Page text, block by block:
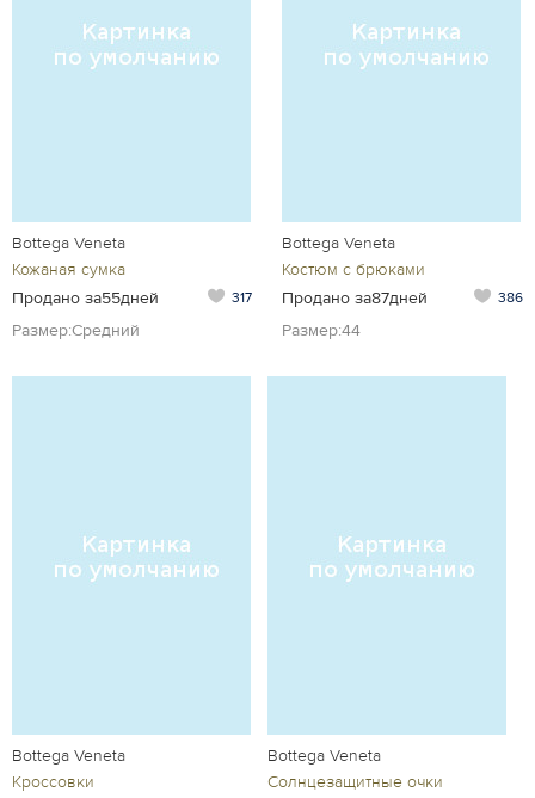
Bottega Veneta
Кожаная сумка
Продано за55дней
317
Размер:Средний
Bottega Veneta
Костюм с брюками
Продано за87дней
386
Размер:44
Bottega Veneta
Кроссовки
Bottega Veneta
Солнцезащитные очки